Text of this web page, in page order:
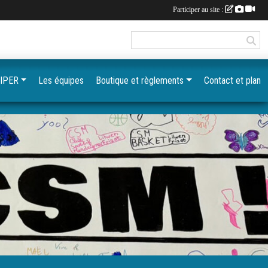
Les équipes Boutique et règlements Contact et plan
Participer au site :